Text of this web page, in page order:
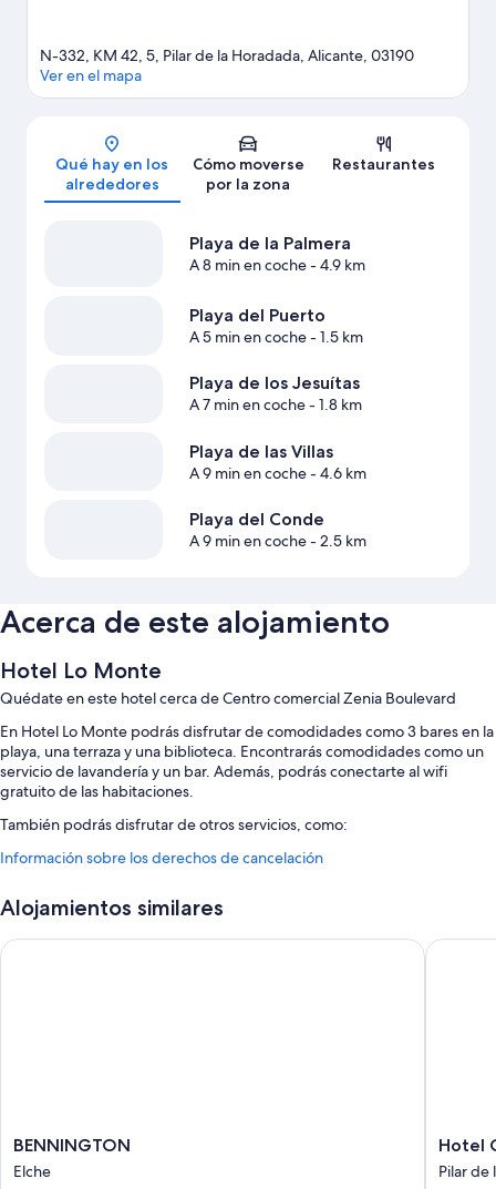
Mapa
N-332, KM 42, 5, Pilar de la Horadada, Alicante, 03190
Ver en el mapa
Qué hay en los
alrededores
Cómo moverse
por la zona
Restaurantes
Playa de la Palmera
A 8 min en coche- 4.9 km
Playa del Puerto
A 5 min en coche- 1.5 km
Playa de los Jesuítas
A 7 min en coche- 1.8 km
Playa de las Villas
A 9 min en coche- 4.6 km
Playa del Conde
A 9 min en coche- 2.5 km
Acerca de este alojamiento
Hotel Lo Monte
Quédate en este hotel cerca de Centro comercial Zenia Boulevard
En Hotel Lo Monte podrás disfrutar de comodidades como 3 bares en la
playa, una terraza y una biblioteca. Encontrarás comodidades como un
servicio de lavandería y un bar. Además, podrás conectarte al wifi
gratuito de las habitaciones.
También podrás disfrutar de otros servicios, como:
Aparcamiento gratis
fuerte en recepción
Servicios de conserjería, asistencia turística y para la compra de
gratis y habitaciones insonorizadas.
Además, otros de los servicios que hallarás en todas las habitaciones
Información sobre los derechos de cancelación
Alojamientos similares
BENNINGTON
Elche
BENNINGTON
Elche
BENNINGTON
Hotel
Congra
Pilar
Hotel
Pilar de
Hotel